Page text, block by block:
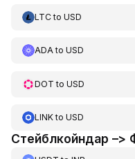
LTCto USD
ADAto USD
DOT to USD
LINKto USD
Стейблкойндар –>